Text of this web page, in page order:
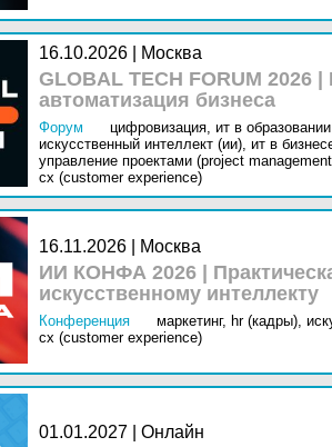
16.10.2026 | Москва
GLOBAL TECH FORUM
автоматизация бизнеса
Форум цифровизация, ит в
искусственный интеллект (ии), ит в
управление проектами (project
cx (customer experience)
16.11.2026 | Москва
ИИ КОНФА 2026 |
искусственному интеллекту
Конференция маркетинг, hr (кадры),
cx (customer experience)
01.01.2027 | Онлайн